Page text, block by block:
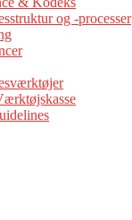
og -processer